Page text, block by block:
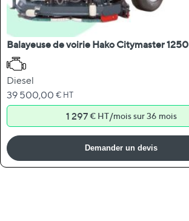
Balayeuse de voirie Hako Citymaster 1250
Diesel
39 500,00 € HT
1 297€ HT/mois sur 36 mois
Demander un devis